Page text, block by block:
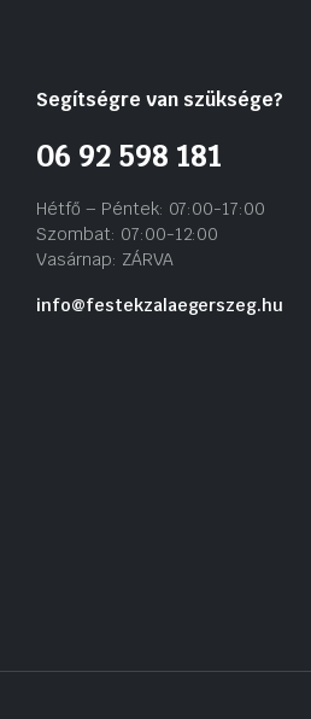
Segítségre van szüksége?
06 92 598 181
Hétfő – Péntek: 07:00-17:00
Szombat: 07:00-12:00
Vasárnap: ZÁRVA
info@festekzalaegerszeg.hu